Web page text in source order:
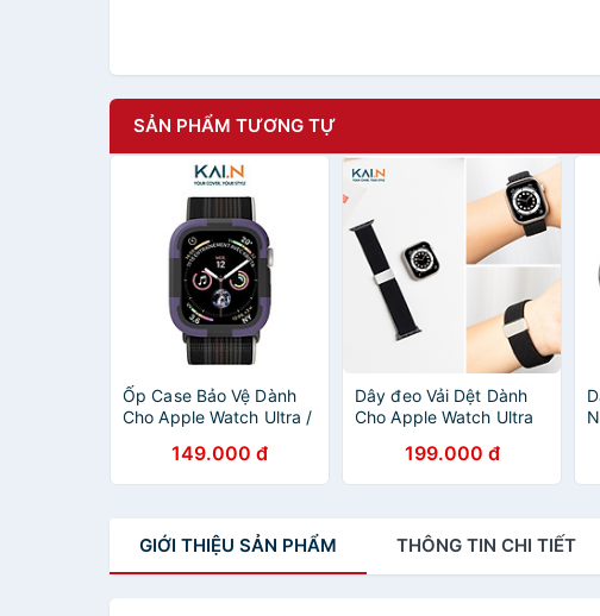
SẢN PHẨM TƯƠNG TỰ
Ốp Case Bảo Vệ Dành
Cho Apple Watch Ultra /
8, Kai.N Dual TPUxPC -
Hàng Chính Hãng
149.000 đ
Dây đeo Vải Dệt Dành
Cho Apple Watch Ultra
Series , KAI.N Braided
Wire, thoáng khí, mềm
199.000 đ
GIỚI THIỆU SẢN PHẨM THÔNG TIN CHI TIẾT